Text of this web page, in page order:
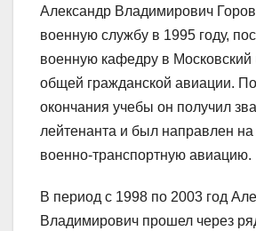
Александр Владимирович
военную службу в 1995 году,
военную кафедру в Московский
общей гражданской авиации.
окончания учебы он получил
лейтенанта и был направлен на
военно-транспортную авиацию.
В период с 1998 по 2003 год
Владимирович прошел через